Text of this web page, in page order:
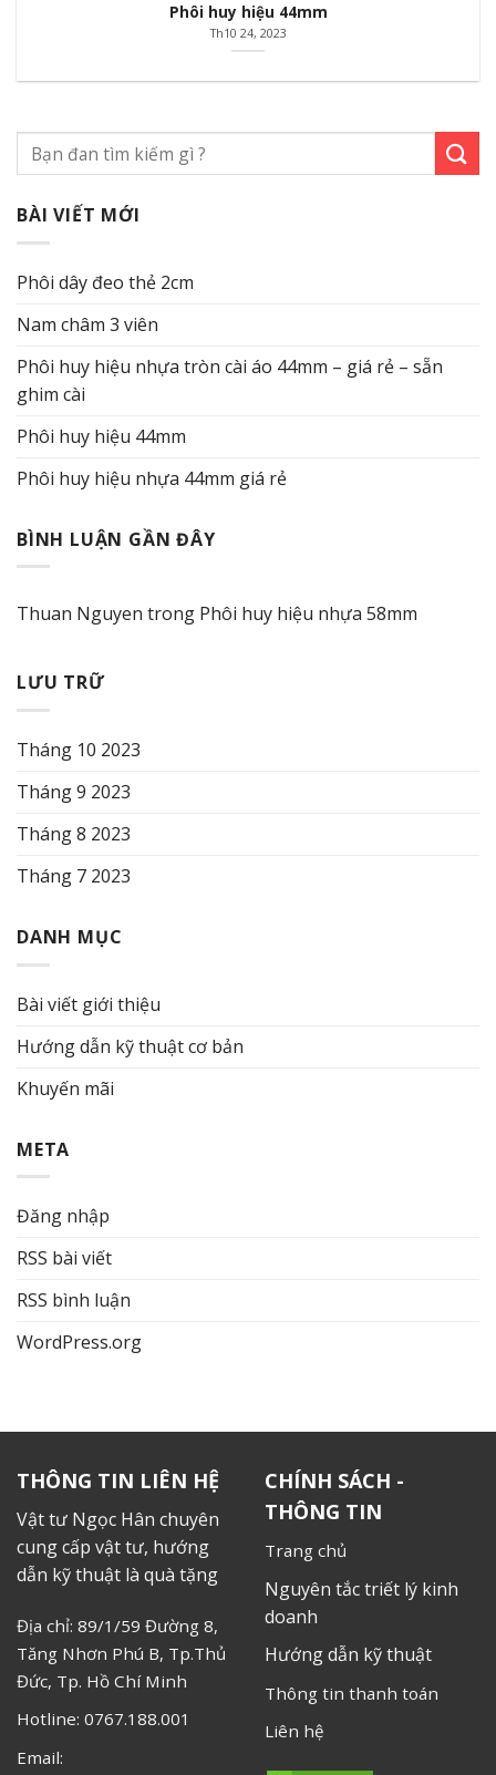
Phôi huy hiệu 44mm
Th10 24, 2023
BÀI VIẾT MỚI
Phôi dây đeo thẻ 2cm
Nam châm 3 viên
Phôi huy hiệu nhựa tròn cài áo 44mm – giá rẻ – sẵn
ghim cài
Phôi huy hiệu 44mm
Phôi huy hiệu nhựa 44mm giá rẻ
BÌNH LUẬN GẦN ĐÂY
Thuan Nguyen trong Phôi huy hiệu nhựa 58mm
LƯU TRỮ
Tháng 10 2023
Tháng 9 2023
Tháng 8 2023
Tháng 7 2023
DANH MỤC
Bài viết giới thiệu
Hướng dẫn kỹ thuật cơ bản
Khuyến mãi
META
Đăng nhập
RSS bài viết
RSS bình luận
WordPress.org
THÔNG TIN LIÊN HỆ
Vật tư Ngọc Hân chuyên
cung cấp vật tư, hướng
dẫn kỹ thuật là quà tặng
Địa chỉ: 89/1/59 Đường 8,
Tăng Nhơn Phú B, Tp.Thủ
Đức, Tp. Hồ Chí Minh
Hotline: 0767.188.001
Email:
CHÍNH SÁCH -
THÔNG TIN
Trang chủ
Nguyên tắc triết lý kinh
doanh
Hướng dẫn kỹ thuật
Thông tin thanh toán
Liên hệ